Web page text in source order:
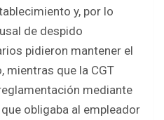
y, por lo
de despido
pidieron mantener el
mientras que la CGT
mediante
obligaba al empleador